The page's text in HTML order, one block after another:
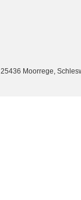
Moorrege,